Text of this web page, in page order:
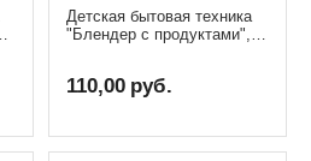
Детская бытовая техника
"Блендер с продуктами",
110,00 руб.